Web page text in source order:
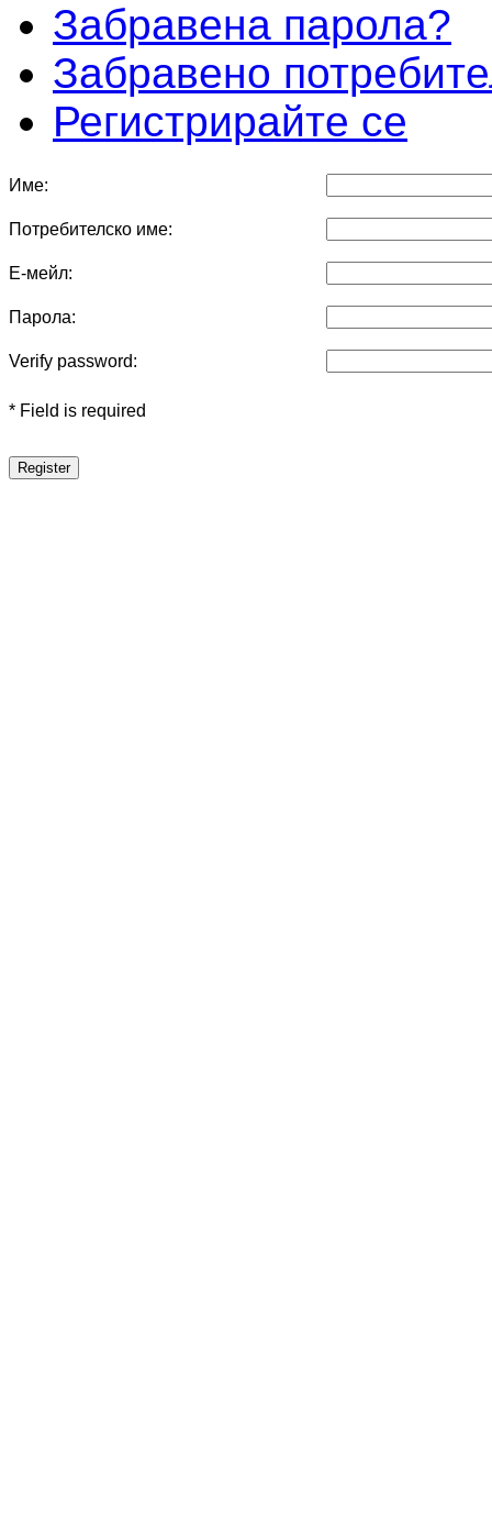
Забравена парола?
Забравено
Регистрирайте се
Име:
Потребителско име:
Е-мейл:
Парола:
Verify password:
* Field is required
Register